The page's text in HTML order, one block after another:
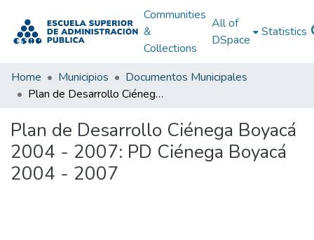
Communities
&
Collections
All of
DSpace
Statistics
Home Municipios
Documentos Municipales
Plan de Desarrollo Ciénega Boyacá 2004 - 2007: PD Ciénega Boyacá 2004 - 2007
Plan de Desarrollo Ciénega Boyacá
2004 - 2007: PD Ciénega Boyacá
2004 - 2007